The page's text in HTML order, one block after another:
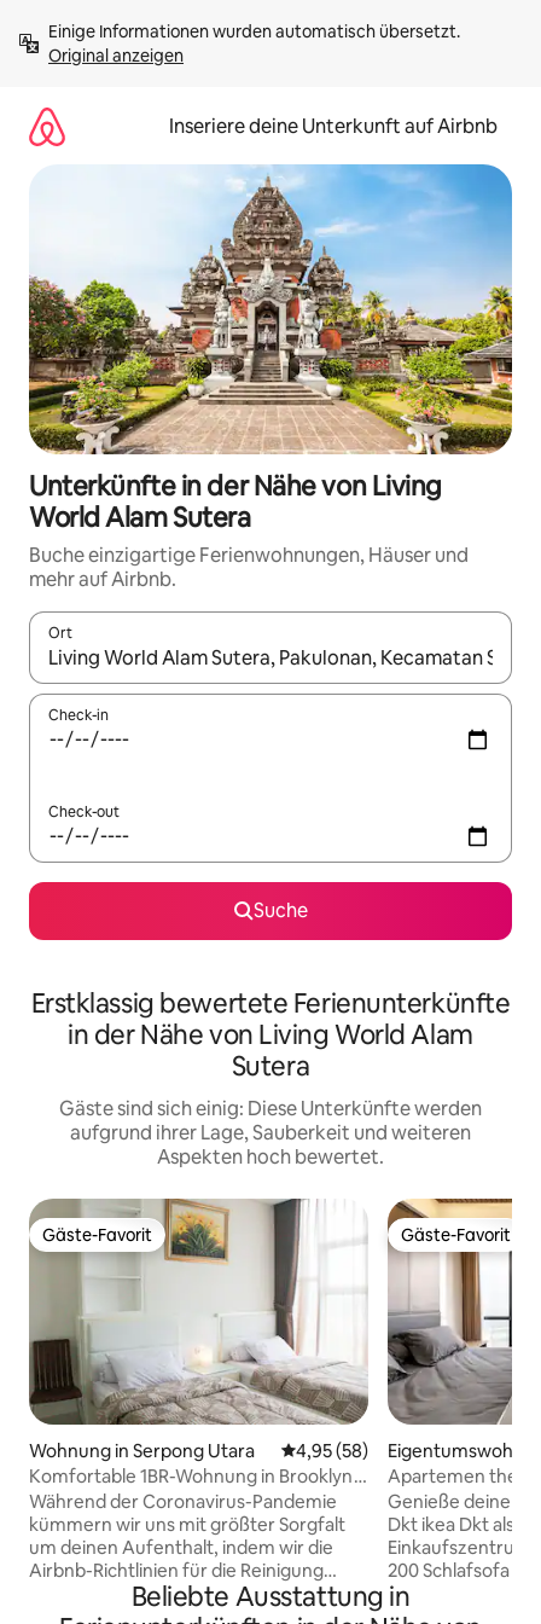
Inhalten
springenOriginal anzeigen
Inseriere deine Unterkunft auf Airbnb
Unterkünfte in der Nähe von Living
World Alam Sutera
Buche einzigartige Ferienwohnungen, Häuser und
mehr auf Airbnb.
Ort
Wenn Ergebnisse verfügbar sind, navigiere mit den
Check-in
Check-out
Suche
Erstklassig bewertete Ferienunterkünfte
in der Nähe von Living World Alam
Sutera
Gäste sind sich einig: Diese Unterkünfte werden
aufgrund ihrer Lage, Sauberkeit und weiteren
Aspekten hoch bewertet.
Gäste-Favorit
Gäste-Favorit
Wohnung in Serpong Utara Durchschnittliche Bewertung:
4,95 (58)
Komfortable 1BR-Wohnung in Brooklyn
in Alam Sutera
Während der Coronavirus-Pandemie
kümmern wir uns mit größter Sorgfalt
um deinen Aufenthalt, indem wir die
Airbnb-Richtlinien für die Reinigung
unterzeichnen. Wir setzen uns dafür
ein, dass unsere Wohnung gründlich
Gäste-Favorit
Gäste-Favorit
matan Serpong
Apartemen the
jpo jkt banten.
Genieße deinen
Dkt ikea Dkt alsut
Einkaufszentrum
200 Schlafsofa
Sitzen) Smart-TV
Wetv, Dll) Login
Beliebte Ausstattung in